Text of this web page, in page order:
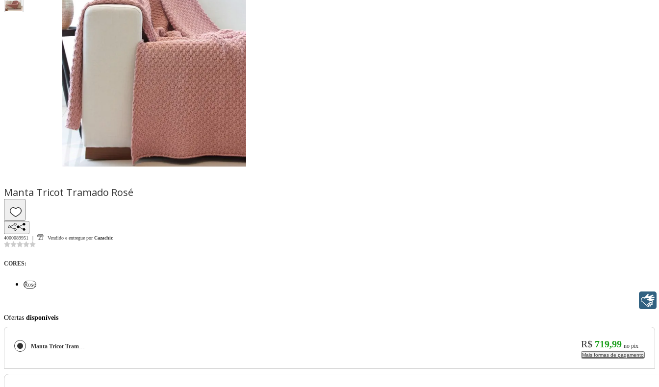
Manta Tricot Tramado Rosé
4000089951 Vendido e entregue por Cazachic
CORES:
Rose
Ofertas disponíveis
Manta Tricot Tramado Rosé R$ 719,99 no pix
Mais formas de pagamento